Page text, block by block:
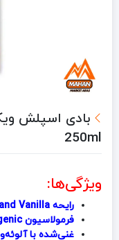
250ml
ویژگی‌ها:
رایحه Gourmand Vanilla نرم
فرمولاسیون Hypoallergenic
غنی‌شده با